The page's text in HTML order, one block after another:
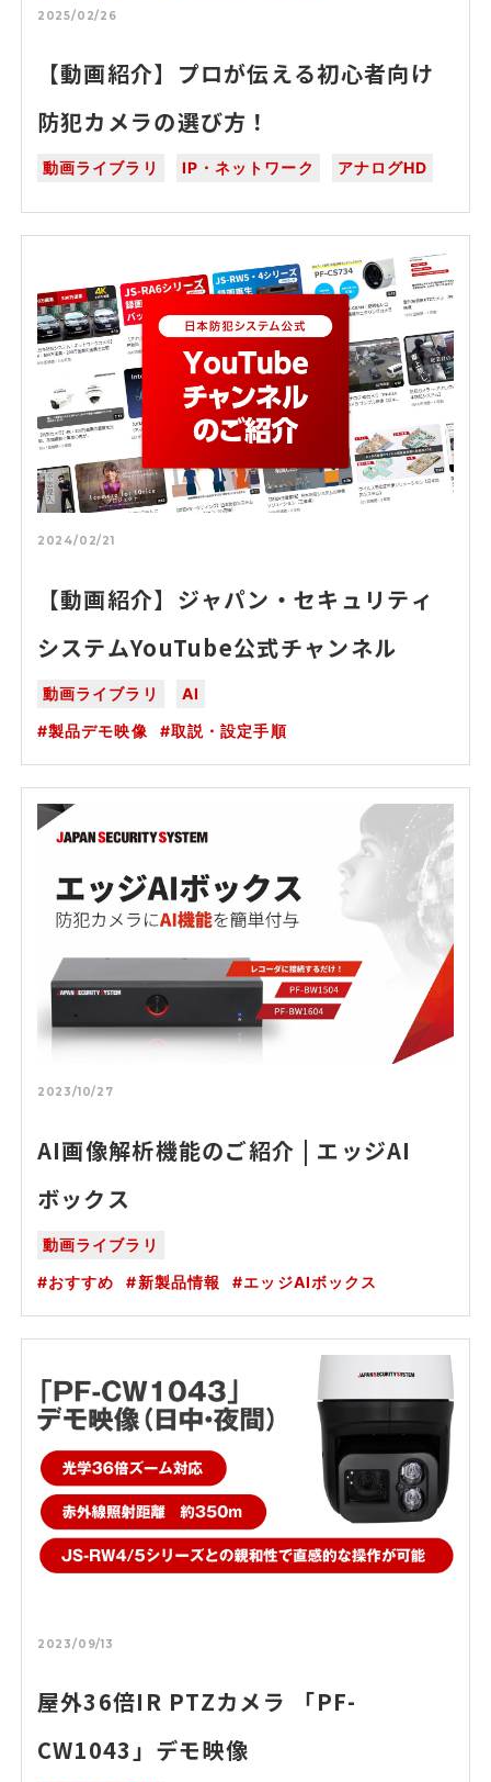
2025/02/26
【動画紹介】プロが伝える初心者向け
防犯カメラの選び方！
動画ライブラリ IP・ネットワーク アナログHD
2024/02/21
【動画紹介】ジャパン・セキュリティ
システムYouTube公式チャンネル
動画ライブラリ
AI
製品デモ映像
取説・設定手順
2023/10/27
AI画像解析機能のご紹介 | エッジAI
ボックス
動画ライブラリ
おすすめ
新製品情報 エッジAIボックス
2023/09/13
屋外36倍IR PTZカメラ 「PF-
CW1043」デモ映像